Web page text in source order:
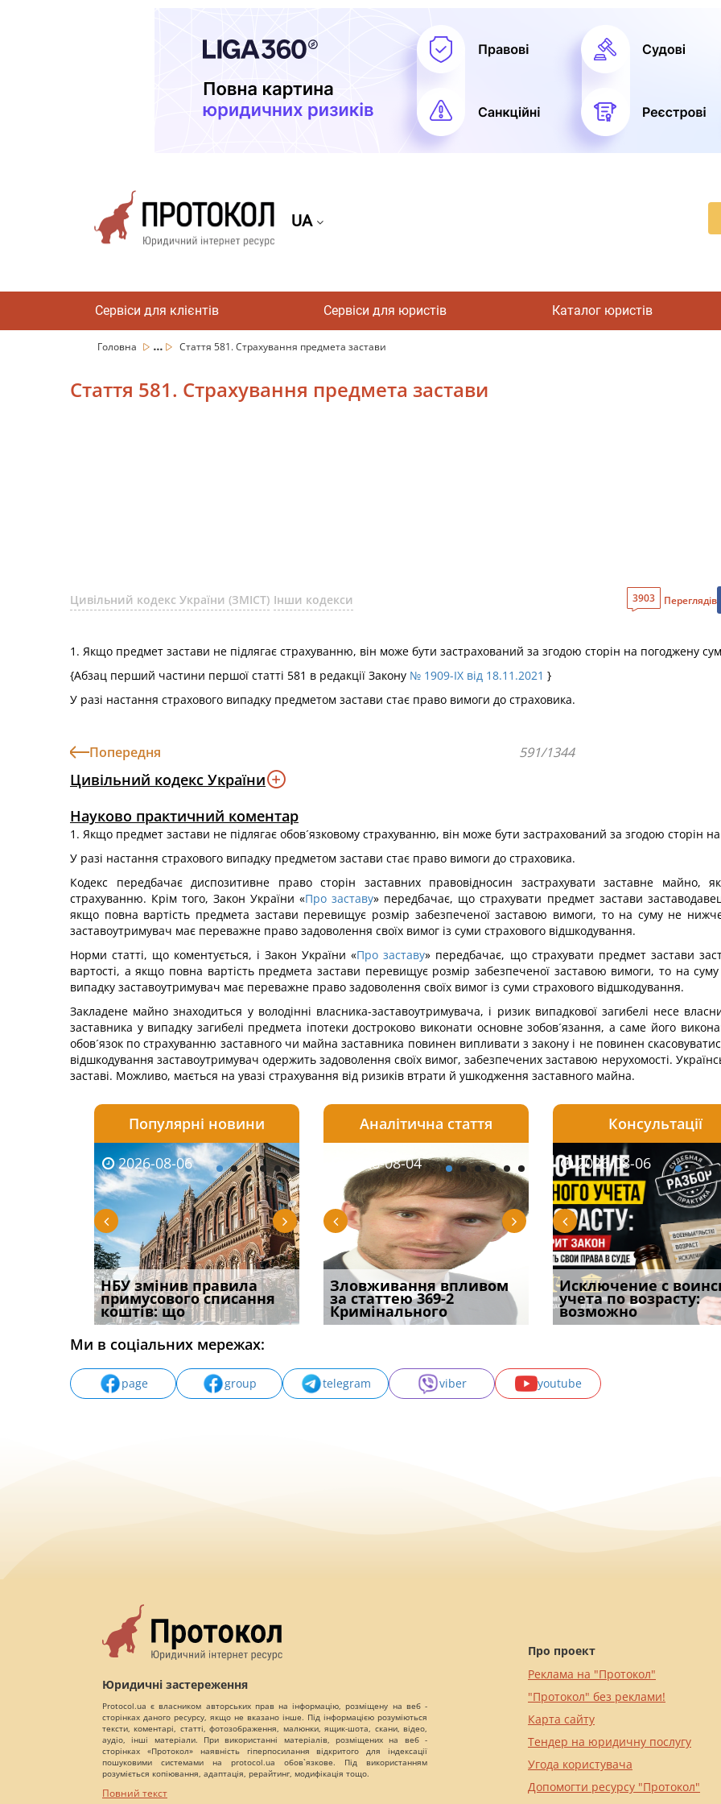
UA
Сервіси для клієнтів Сервіси для юристів Каталог юристів
Головна ... Стаття 581. Страхування предмета застави
Стаття 581. Страхування предмета застави
Цивільний кодекс України (ЗМІСТ) Інши кодекси 3903 Переглядів
1. Якщо предмет застави не підлягає страхуванню, він може бути застрахований за згодою сторін на погоджену
{Абзац перший частини першої статті 581 в редакції Закону № 1909-IX від 18.11.2021 }
У разі настання страхового випадку предметом застави стає право вимоги до страховика.
Попередня 591/1344
Цивільний кодекс України
Науково практичний коментар
1. Якщо предмет застави не підлягає обов´язковому страхуванню, він може бути застрахований за згодою сторін
У разі настання страхового випадку предметом застави стає право вимоги до страховика.
Кодекс передбачає диспозитивне право сторін заставних правовідносин застрахувати заставне майно,
страхуванню. Крім того, Закон України «Про заставу» передбачає, що страхувати предмет застави
якщо повна вартість предмета застави перевищує розмір забезпеченої заставою вимоги, то на суму не
заставоутримувач має переважне право задоволення своїх вимог із суми страхового відшкодування.
Норми статті, що коментується, і Закон України «Про заставу» передбачає, що страхувати предмет застави
вартості, а якщо повна вартість предмета застави перевищує розмір забезпеченої заставою вимоги, то на
випадку заставоутримувач має переважне право задоволення своїх вимог із суми страхового відшкодування.
Закладене майно знаходиться у володінні власника-заставоутримувача, і ризик випадкової загибелі несе
заставника у випадку загибелі предмета іпотеки достроково виконати основне зобов´язання, а саме його
обов´язок по страхуванню заставного чи майна заставника повинен випливати з закону і не повинен
відшкодування заставоутримувач одержить задоволення своїх вимог, забезпечених заставою нерухомості.
заставі. Можливо, мається на увазі страхування від ризиків втрати й ушкодження заставного майна.
Популярні новини
2026-08-06
НБУ змінив правила
примусового списання
коштів: що
2026-08-06
Якщо суд встановив для
відшкодування шкоди
наявніс
2026-08-06
Документи, на яких не
проставляється
апостиль: пер
Аналітична стаття
2026-08-03
Водії можуть отримати
компенсацію за
незаконні дії
2026-08-04
Зловживання впливом
за статтею 369-2
Кримінального
2026-08-04
Переоформлення
відстрочки за іншою
підставою: нов
Консультації
2026-08-05
Особливості захисту у
кримінальному
провадженні: я
2026-08-06
Исключение с
учета по возрасту:
возможно
2026-07-30
Восьмий ААС
підтвердив, що
може скас
Ми в соціальних мережах:
page group telegram viber youtube
Юридичні застереження
Protocol.ua є власником авторських прав на інформацію, розміщену на веб -
сторінках даного ресурсу, якщо не вказано інше. Під інформацією розуміються
тексти, коментарі, статті, фотозображення, малюнки, ящик-шота, скани, відео,
аудіо, інші матеріали. При використанні матеріалів, розміщених на веб -
сторінках «Протокол» наявність гіперпосилання відкритого для індексації
пошуковими системами на protocol.ua обов`язкове. Під використанням
розуміється копіювання, адаптація, рерайтинг, модифікація тощо.
Повний текст
Про проект
Реклама на "Протокол"
"Протокол" без реклами!
Карта сайту
Тендер на юридичну послугу
Угода користувача
Допомогти ресурсу "Протокол"